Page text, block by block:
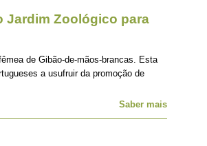
Jardim Zoológico para
de Gibão-de-mãos-brancas. Esta
a usufruir da promoção de
Saber mais